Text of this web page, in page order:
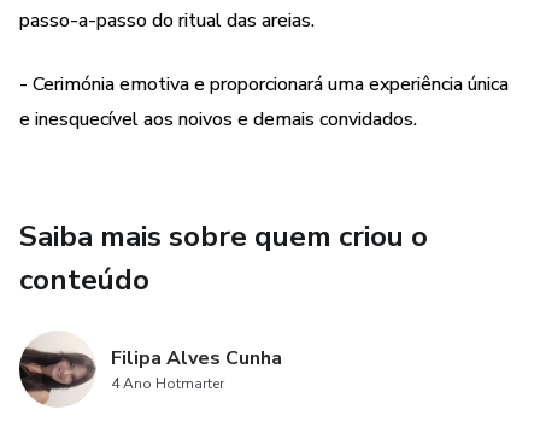
passo-a-passo do ritual das areias.
- Cerimónia emotiva e proporcionará uma experiência única
e inesquecível aos noivos e demais convidados.
Saiba mais sobre quem criou o
conteúdo
Filipa Alves Cunha
4 Ano Hotmarter